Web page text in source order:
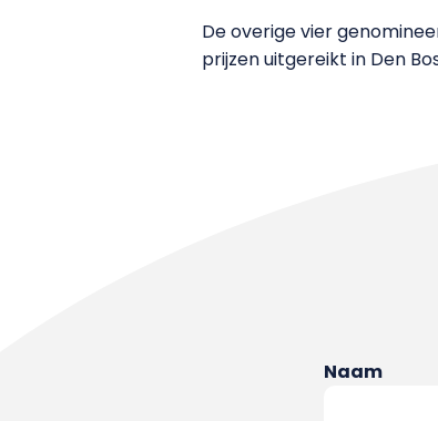
De overige vier
prijzen uitgereikt in Den
Naam